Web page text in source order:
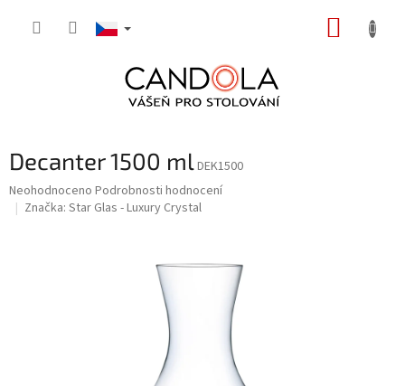
Decanter 1500 mlDEK1500
Průměrné
hodnocení
Neohodnoceno Podrobnosti hodnocení
Značka: Star Glas - Luxury Crystal